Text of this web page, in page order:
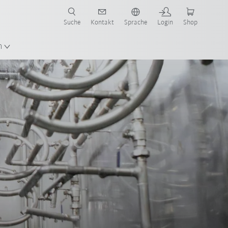
Suche Kontakt Sprache Login Shop